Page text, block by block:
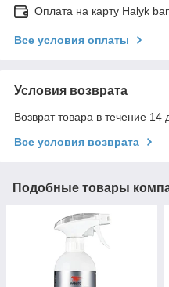
Оплата на карту Halyk
Все условия оплаты
Условия возврата
Возврат товара в течение 14
Все условия возврата
Подобные товары